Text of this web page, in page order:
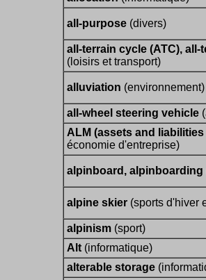
all-purpose (divers)
all-terrain cycle (ATC), all-
(loisirs et transport)
alluviation (environnement)
all-wheel steering vehicle
ALM (assets and
économie d'entreprise)
alpinboard, alpinboarding
alpine skier (sports d'hiver
alpinism (sport)
Alt (informatique)
alterable storage